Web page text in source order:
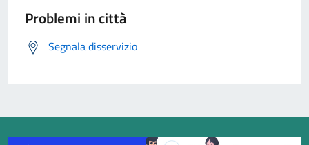
Problemi in città
Segnala disservizio